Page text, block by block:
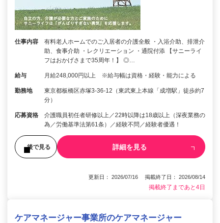
仕事内容
有料老人ホームでのご入居者の介護全般 ・入浴介助、排泄介
助、食事介助 ・レクリエーション ・通院付添 【サニーライ
フはおかげさまで35周年！】 ◎…
給与 月給248,000円以上 ※給与幅は資格・経験・能力による
勤務地
東京都板橋区赤塚3-36-12（東武東上本線「成増駅」徒歩約7
分）
応募資格
介護職員初任者研修以上／22時以降は18歳以上（深夜業務の
為／労働基準法第61条）／経験不問／経験者優遇！
後で見る 詳細を見る
更新日： 2026/07/16 掲載終了日： 2026/08/14
掲載終了まであと4日
ケアマネージャー事業所のケアマネージャー